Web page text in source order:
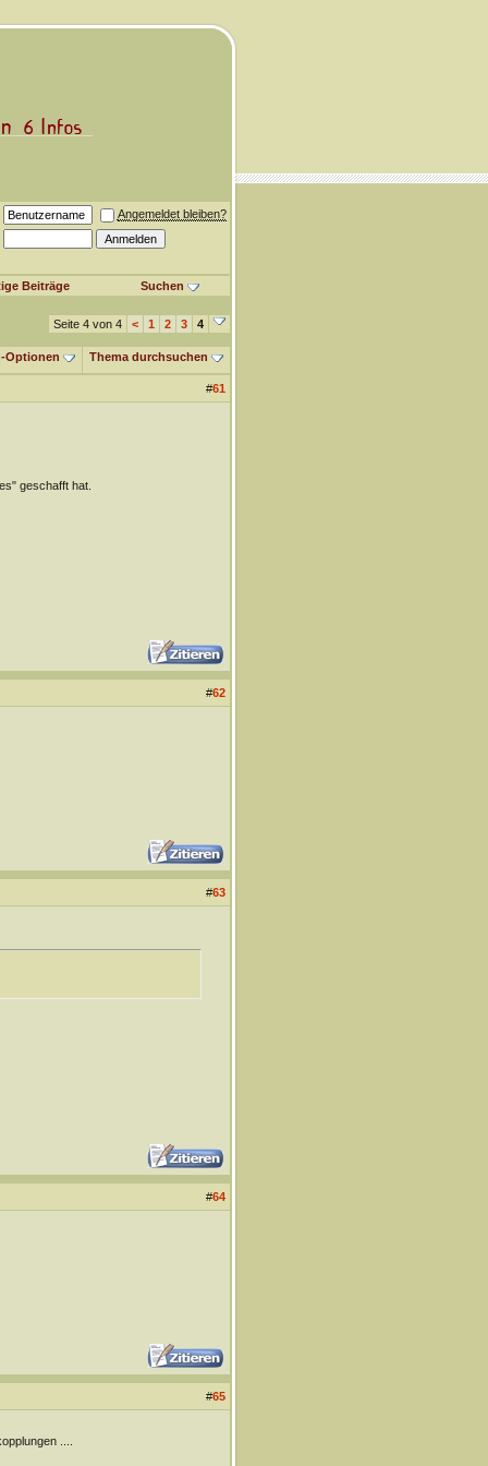
Angemeldet bleiben?
Beiträge Suchen
Seite 4 von 4 < 1 2 3 4
Optionen Thema durchsuchen
#61
geschafft hat.
#62
#63
#64
#65
....